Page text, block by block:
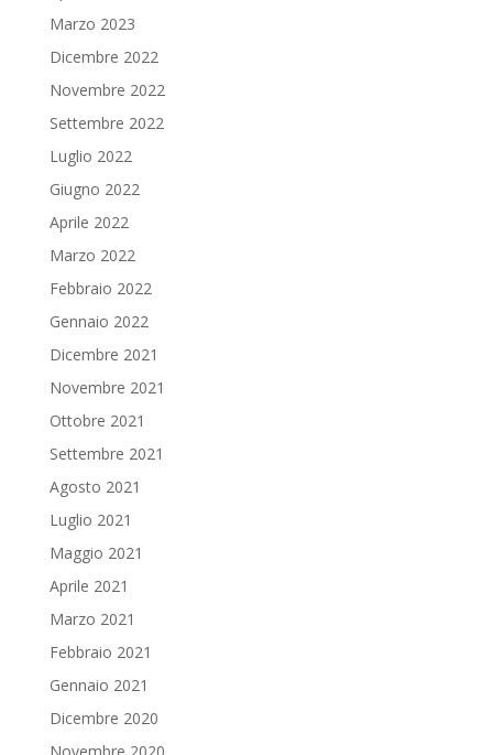
Marzo 2023
Dicembre 2022
Novembre 2022
Settembre 2022
Luglio 2022
Giugno 2022
Aprile 2022
Marzo 2022
Febbraio 2022
Gennaio 2022
Dicembre 2021
Novembre 2021
Ottobre 2021
Settembre 2021
Agosto 2021
Luglio 2021
Maggio 2021
Aprile 2021
Marzo 2021
Febbraio 2021
Gennaio 2021
Dicembre 2020